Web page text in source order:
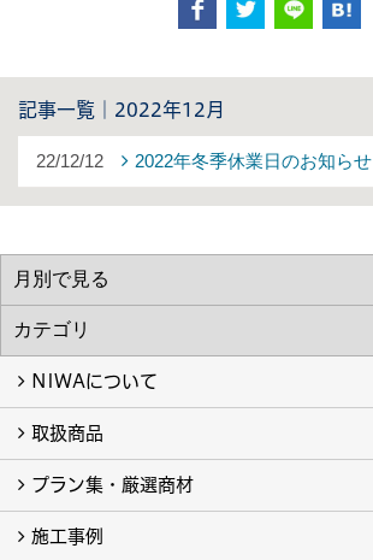
記事一覧｜2022年12月
22/12/12 2022年冬季休業日のお知らせ
NIWAについて
NIWAについて
取扱商品
取扱商品-すべて-
カーポート (5)
プラン集・厳選商材
厳選商材-すべて- (4)
施工事例